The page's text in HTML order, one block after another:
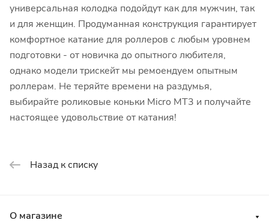
универсальная колодка подойдут как для мужчин, так
и для женщин. Продуманная конструкция гарантирует
комфортное катание для роллеров с любым уровнем
подготовки - от новичка до опытного любителя,
однако модели трискейт мы ремоендуем опытным
роллерам. Не теряйте времени на раздумья,
выбирайте роликовые коньки Micro MT3 и получайте
настоящее удовольствие от катания!
Назад к списку
О магазине